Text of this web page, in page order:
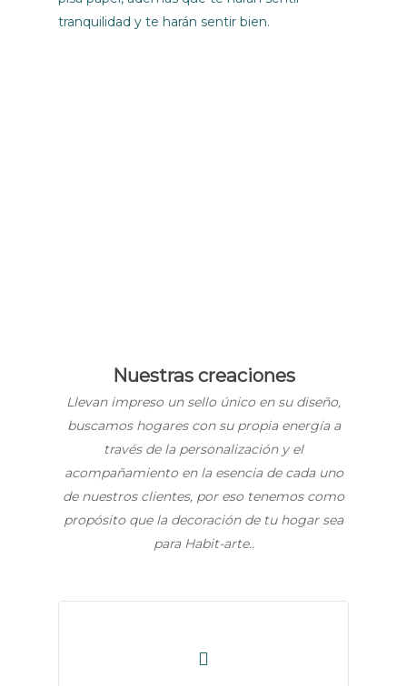
tranquilidad y te harán sentir bien.
Nuestras creaciones
Llevan impreso un sello único en su diseño,
buscamos hogares con su propia energía a
través de la personalización y el
acompañamiento en la esencia de cada uno
de nuestros clientes, por eso tenemos como
propósito que la decoración de tu hogar sea
para Habit-arte..